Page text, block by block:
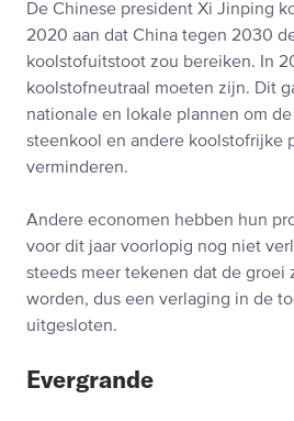
De Chinese president Xi Jinping
2020 aan dat China tegen 2030
koolstofuitstoot zou bereiken. In
koolstofneutraal moeten zijn. Dit
nationale en lokale plannen om
steenkool en andere koolstofrijke
verminderen.
Andere economen hebben hun
voor dit jaar voorlopig nog niet
steeds meer tekenen dat de groei
worden, dus een verlaging in de
uitgesloten.
Evergrande